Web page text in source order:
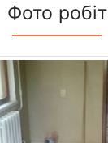
Фото робіт